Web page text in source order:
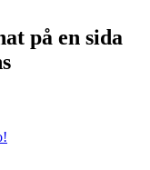
på en sida